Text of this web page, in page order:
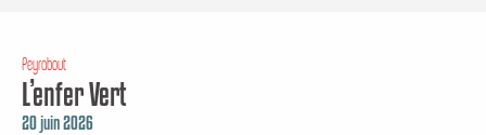
Peyrabout
L’enfer Vert
20 juin 2026